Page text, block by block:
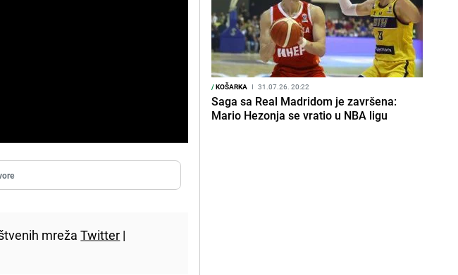
mrežaTwitter |
/KOŠARKA I 31.07.26. 20:22
Saga sa Real Madridom je završena:
Mario Hezonja se vratio u NBA ligu